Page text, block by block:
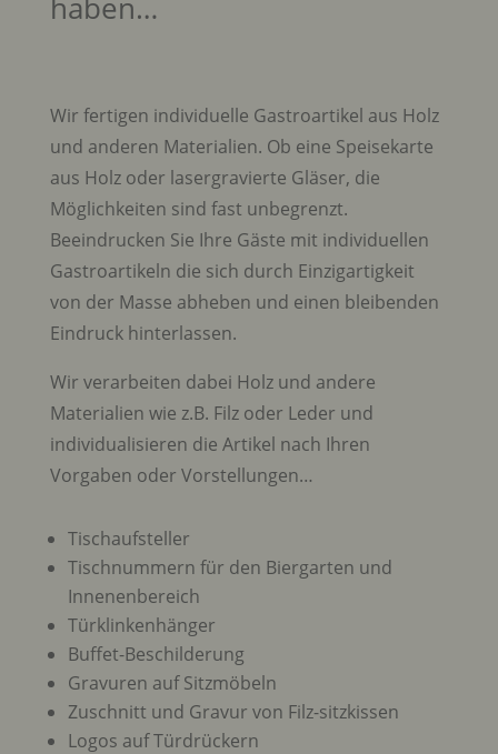
Wir fertigen individuelle Gastroartikel aus Holz
und anderen Materialien. Ob eine Speisekarte
aus Holz oder lasergravierte Gläser, die
Möglichkeiten sind fast unbegrenzt.
Beeindrucken Sie Ihre Gäste mit individuellen
Gastroartikeln die sich durch Einzigartigkeit
von der Masse abheben und einen bleibenden
Eindruck hinterlassen.
Wir verarbeiten dabei Holz und andere
Materialien wie z.B. Filz oder Leder und
individualisieren die Artikel nach Ihren
Vorgaben oder Vorstellungen…
Tischaufsteller
Tischnummern für den Biergarten und
Innenenbereich
Türklinkenhänger
Buffet-Beschilderung
Gravuren auf Sitzmöbeln
Zuschnitt und Gravur von Filz-sitzkissen
Logos auf Türdrückern